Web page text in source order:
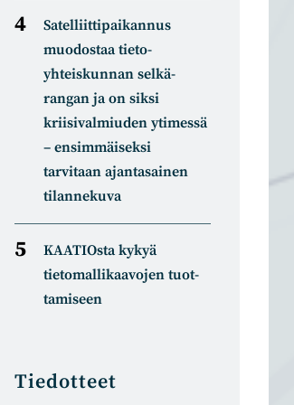
Satelliitti­paikannus
muodostaa tieto­
yhteiskunnan selkä­
rangan ja on siksi
kriisivalmiuden ytimessä
– ensimmäiseksi
tarvitaan ajantasainen
tilannekuva
KAATIOsta kykyä
tietomal­likaa­vojen tuot­
tamiseen
Tiedotteet